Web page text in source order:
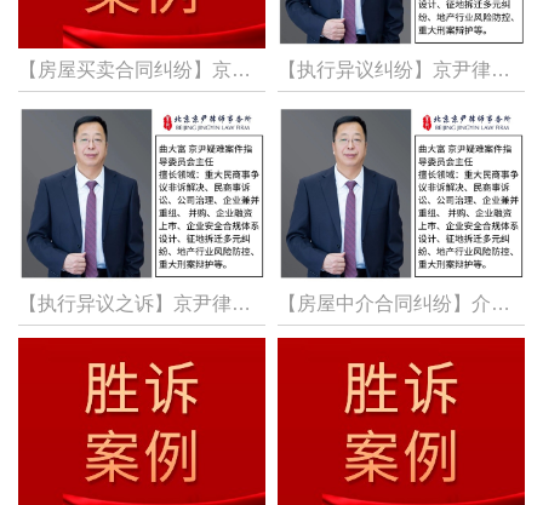
【房屋买卖合同纠纷】京尹律所代理房屋买卖合同纠纷案，通过诉讼与非诉结合的方式，成功帮当事人要回购房款55万余元 【执行异议纠纷】京尹律所曲大富律师团队代理执行异议之诉的申诉，成功胜诉，最高法裁定本案启动再审
【执行异议之诉】京尹律所曲大富律师团队代理执行异议之诉的申诉，成功胜诉，最高法裁定本案启动再审 【房屋中介合同纠纷】介绍买房却拒付“佣金”，京尹律所曲大富律师团队代理中介合同纠纷案，胜诉！助当事人讨回中介费38万余元和利息！